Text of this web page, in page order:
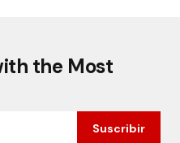
the Most
Suscribir